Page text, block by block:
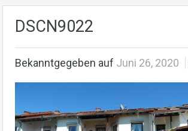
DSCN9022
Bekanntgegeben auf Juni 26, 2020